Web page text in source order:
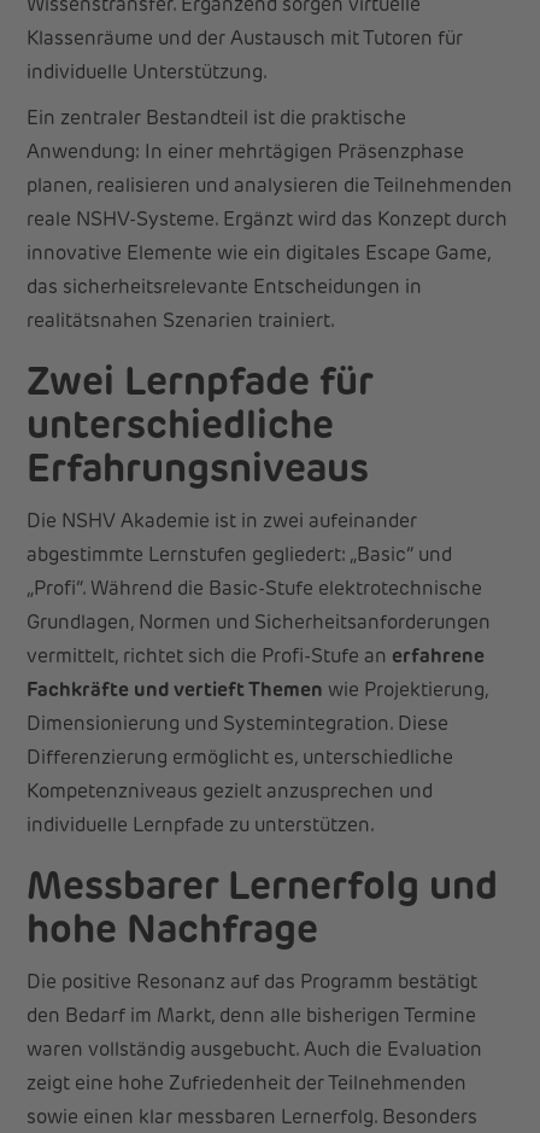
Wissenstransfer. Ergänzend sorgen virtuelle
Klassenräume und der Austausch mit Tutoren für
individuelle Unterstützung.
Ein zentraler Bestandteil ist die praktische
Anwendung: In einer mehrtägigen Präsenzphase
planen, realisieren und analysieren die Teilnehmenden
reale NSHV-Systeme. Ergänzt wird das Konzept durch
innovative Elemente wie ein digitales Escape Game,
das sicherheitsrelevante Entscheidungen in
realitätsnahen Szenarien trainiert.
Zwei Lernpfade für
unterschiedliche
Erfahrungsniveaus
Die NSHV Akademie ist in zwei aufeinander
abgestimmte Lernstufen gegliedert: „Basic“ und
„Profi“. Während die Basic-Stufe elektrotechnische
Grundlagen, Normen und Sicherheitsanforderungen
vermittelt, richtet sich die Profi-Stufe an erfahrene
Fachkräfte und vertieft Themen wie Projektierung,
Dimensionierung und Systemintegration. Diese
Differenzierung ermöglicht es, unterschiedliche
Kompetenzniveaus gezielt anzusprechen und
individuelle Lernpfade zu unterstützen.
Messbarer Lernerfolg und
hohe Nachfrage
Die positive Resonanz auf das Programm bestätigt
den Bedarf im Markt, denn alle bisherigen Termine
waren vollständig ausgebucht. Auch die Evaluation
zeigt eine hohe Zufriedenheit der Teilnehmenden
sowie einen klar messbaren Lernerfolg. Besonders